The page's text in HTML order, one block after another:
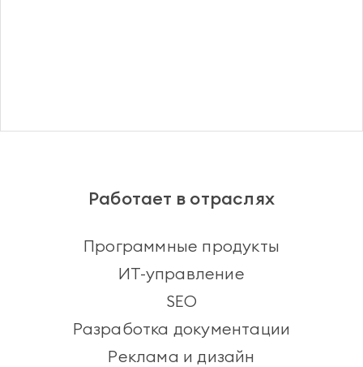
Работает в отраслях
Программные продукты
ИТ-управление
SEO
Разработка документации
Реклама и дизайн